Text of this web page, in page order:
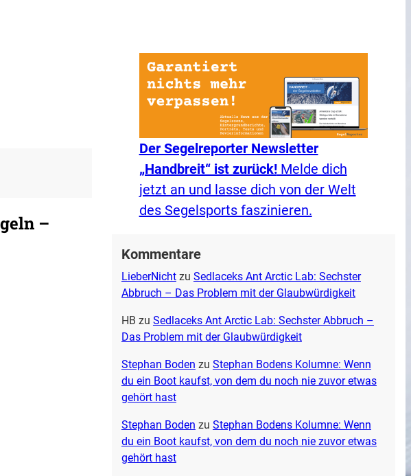
–
Der Segelreporter Newsletter
„Handbreit“ ist zurück!Melde dich
jetzt an und lasse dich von der Welt
des Segelsports faszinieren.
Kommentare
LieberNichtzu Sedlaceks Ant Arctic Lab: Sechster
Abbruch – Das Problem mit der Glaubwürdigkeit
HB zu Sedlaceks Ant Arctic Lab: Sechster Abbruch –
Das Problem mit der Glaubwürdigkeit
Stephan Boden zu Stephan Bodens Kolumne: Wenn
du ein Boot kaufst, von dem du noch nie zuvor etwas
gehört hast
Stephan Boden zu Stephan Bodens Kolumne: Wenn
du ein Boot kaufst, von dem du noch nie zuvor etwas
gehört hast